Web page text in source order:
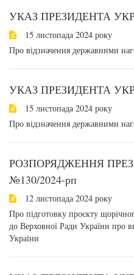
УКАЗ ПРЕЗИДЕНТА
15 листопада 2024 року
Про відзначення державними
УКАЗ ПРЕЗИДЕНТА
15 листопада 2024 року
Про відзначення державними
РОЗПОРЯДЖЕННЯ
№130/2024-рп
12 листопада 2024 року
Про підготовку проєкту
до Верховної Ради України про
України